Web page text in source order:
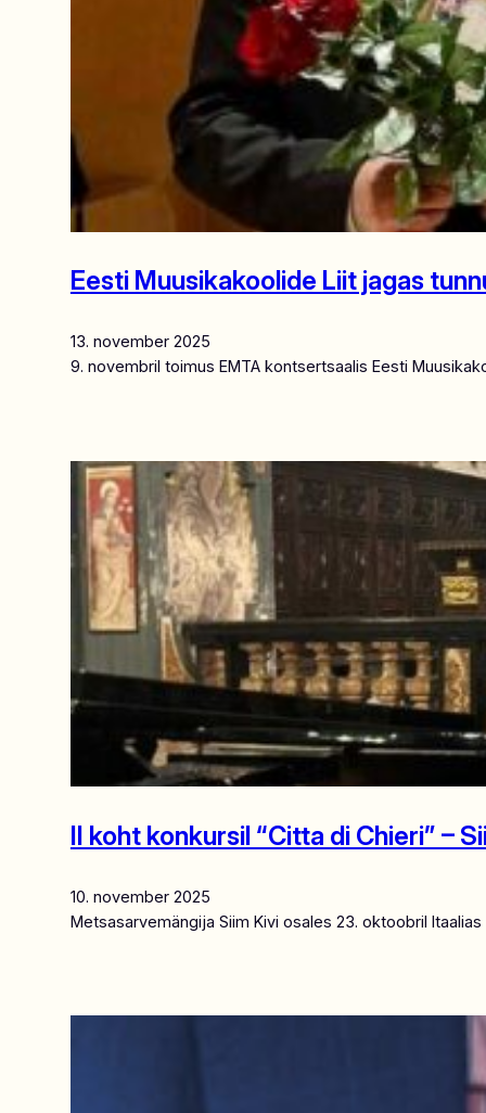
Eesti Muusikakoolide Liit jagas
13. november 2025
9. novembril toimus EMTA kontsertsaalis Eesti
II koht konkursil “Citta di Chieri” –
10. november 2025
Metsasarvemängija Siim Kivi osales 23. oktoobril